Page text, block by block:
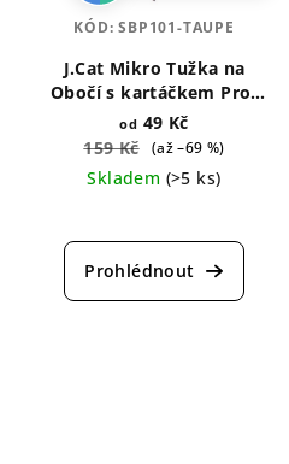
J.Cat Mikro Tužka na
Obočí s kartáčkem Pro-
Cision 0,25 g
od 49 Kč
159 Kč
(až –69 %)
Skladem (>5 ks)
hodnocení
produktu
KÓD:SBP101-TAUPE